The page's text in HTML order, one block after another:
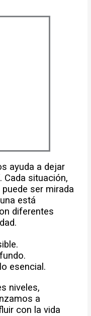
ayuda a dejar
Cada situación,
ser mirada
está
diferentes
esencial.
niveles,
a
con la vida